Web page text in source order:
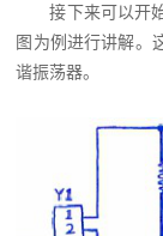
接下来可以开
图为例进行讲解。
谐振荡器。